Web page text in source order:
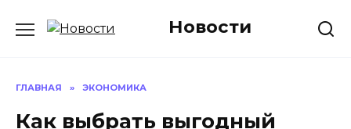
Новости
ГЛАВНАЯ » ЭКОНОМИКА
Как выбрать выгодный